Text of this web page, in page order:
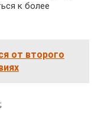
к более
от второго